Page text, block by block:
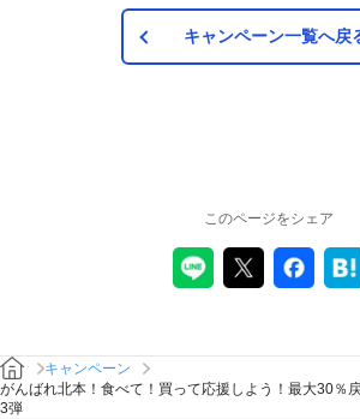
キャンペーン一覧へ戻
このページをシェア
キャンペーン
がんばれ北本！食べて！買って応援しよう！最大30
3弾